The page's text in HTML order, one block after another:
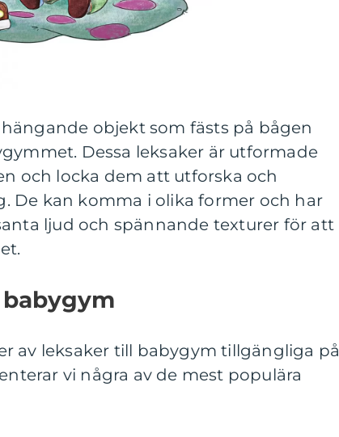
objekt som fästs på bågen
Dessa leksaker är utformade
och locka dem att utforska och
De kan komma i olika former och har
ljud och spännande texturer för att
av leksaker till babygym tillgängliga på
vi några av de mest populära